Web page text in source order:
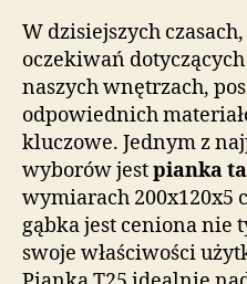
W dzisiejszych
oczekiwań
naszych wnętrzach,
odpowiednich
kluczowe. Jednym z
wyborów jestpianka
wymiarach 200x120x5
gąbka jest ceniona nie
swoje właściwości